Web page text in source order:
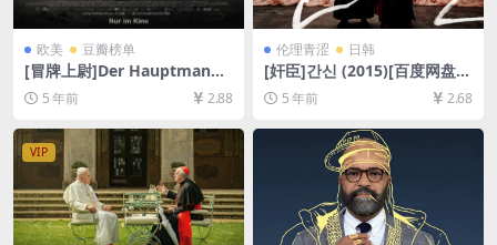
欧美 豆瓣榜单
[冒牌上尉]Der Hauptmann
(2017)[百度网盘+迅雷云盘资
源1080P超清未删减][MP4/7.
8GB][中德字幕]
5 年前 2.88
伦理青涩 日韩
[奸臣]간신 (2015)[百度网盘
+迅雷云盘资源1080P超清][M
P4/8.4GB][韩语中字]【视频
文件+防和谐压缩包（含解压
5 年前 2.68
VIP